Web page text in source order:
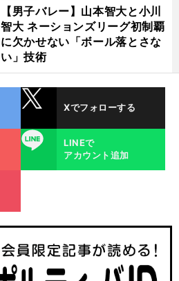
【男子バレー】山本智大と小川
智大 ネーションズリーグ初制覇
に欠かせない「ボール落とさな
い」技術
Xでフォローする
LINE
LINEで
アカウント追加